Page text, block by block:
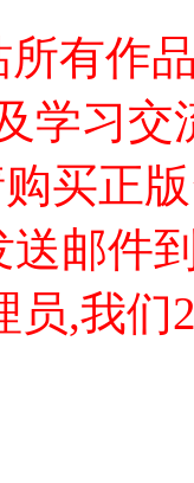
有作
学习交
买正
邮件
员,我们